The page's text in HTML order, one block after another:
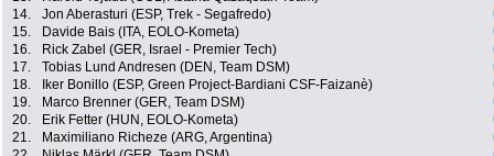
14.
Jon Aberasturi (ESP, Trek - Segafredo)
15.
Davide Bais (ITA, EOLO-Kometa)
16.
Rick Zabel (GER, Israel - Premier Tech)
17.
Tobias Lund Andresen (DEN, Team DSM)
18.
Iker Bonillo (ESP, Green Project-Bardiani CSF-Faizanè)
19.
Marco Brenner (GER, Team DSM)
20.
Erik Fetter (HUN, EOLO-Kometa)
21.
Maximiliano Richeze (ARG, Argentina)